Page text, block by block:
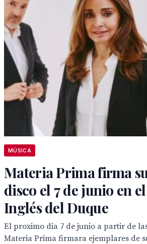
MÚSICA
Materia Prima firma
disco el 7 de junio en
Inglés del Duque
El proximo dia 7 de junio a partir de
Materia Prima firmara ejemplares de